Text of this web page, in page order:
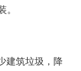
。
建筑垃圾，降